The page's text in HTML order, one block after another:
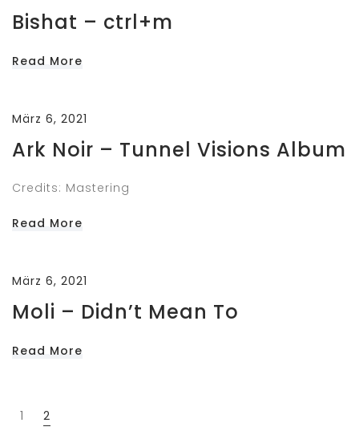
Bishat – ctrl+m
Read More
März 6, 2021
Ark Noir – Tunnel Visions Album
Credits: Mastering
Read More
März 6, 2021
Moli – Didn’t Mean To
Read More
1 2